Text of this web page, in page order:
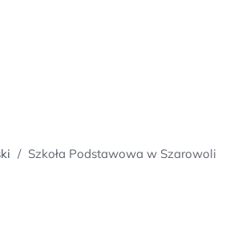
/ Szkoła Podstawowa w Szarowoli